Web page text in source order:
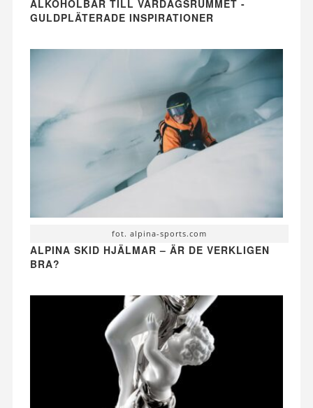
ALKOHOLBAR TILL VARDAGSRUMMET -
GULDPLÄTERADE INSPIRATIONER
fot. alpina-sports.com
ALPINA SKID HJÄLMAR – ÄR DE VERKLIGEN
BRA?